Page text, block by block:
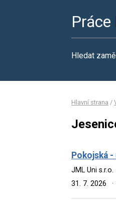
Hledat
Hlavní strana /
Pokojská
JML Uni s.r.o.
31. 7. 2026
·